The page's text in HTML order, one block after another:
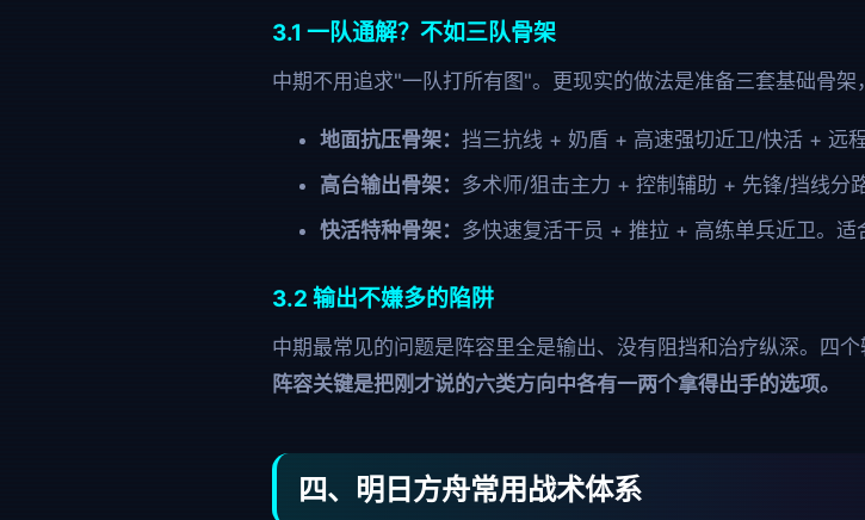
3.1 一队通解？不如三队骨架
中期不用追求"一队打所有图"。更现实的做法是准备三套基础骨架
地面抗压骨架： 挡三抗线 + 奶盾 + 高速强切近卫/快活 + 远
高台输出骨架： 多术师/狙击主力 + 控制辅助 + 先锋/挡线分
快活特种骨架： 多快速复活干员 + 推拉 + 高练单兵近卫。适
3.2 输出不嫌多的陷阱
中期最常见的问题是阵容里全是输出、没有阻挡和治疗纵深。四
阵容关键是把刚才说的六类方向中各有一两个拿得出手的选项。
四、明日方舟常用战术体系